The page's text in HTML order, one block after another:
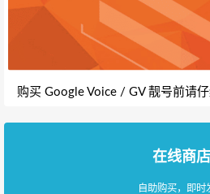
购买 Google Voice / GV 靓号前请
在线商店
自助购买，即时